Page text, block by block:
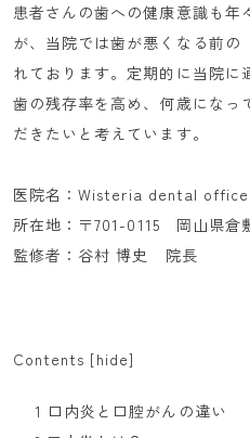
患者さんの歯への健康意識も年
が、当院では歯が悪くなる前の
れております。定期的に当院に
歯の残存率を高め、何歳になっ
だきたいと考えています。
医院名：Wisteria dental office
所在地：〒701-0115 岡山県倉
監修者：谷村 博史 院長
Contents [hide]
1 口内炎と口腔がんの違い